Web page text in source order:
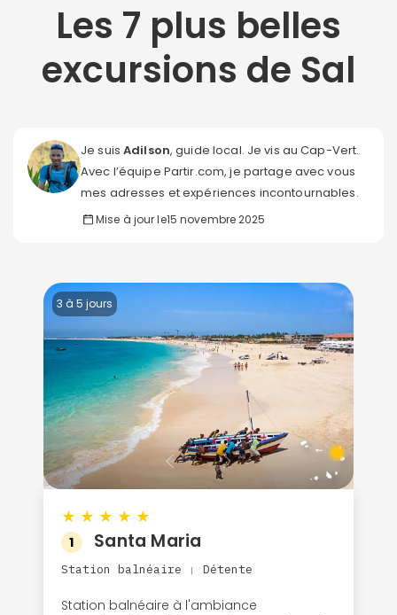
Les 7 plus belles
excursions de Sal
Je suisAdilson, guide local. Je vis au Cap-Vert.
Avec l’équipe Partir.com, je partage avec vous
mes adresses et expériences incontournables.
Mise à jour le15 novembre 2025
3 à 5 jours
★ ★ ★ ★ ★
1 Santa Maria
Station balnéaire | Détente
Station balnéaire à l'ambiance